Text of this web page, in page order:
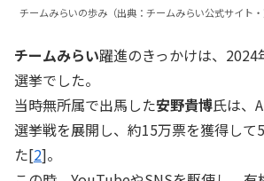
チームみらいの歩み（出典：チームみらい公式サイト・
チームみらい躍進のきっかけは、
選挙でした。
当時無所属で出馬した安野貴博氏は、
選挙戦を展開し、約15万票を獲得して
た[2]。